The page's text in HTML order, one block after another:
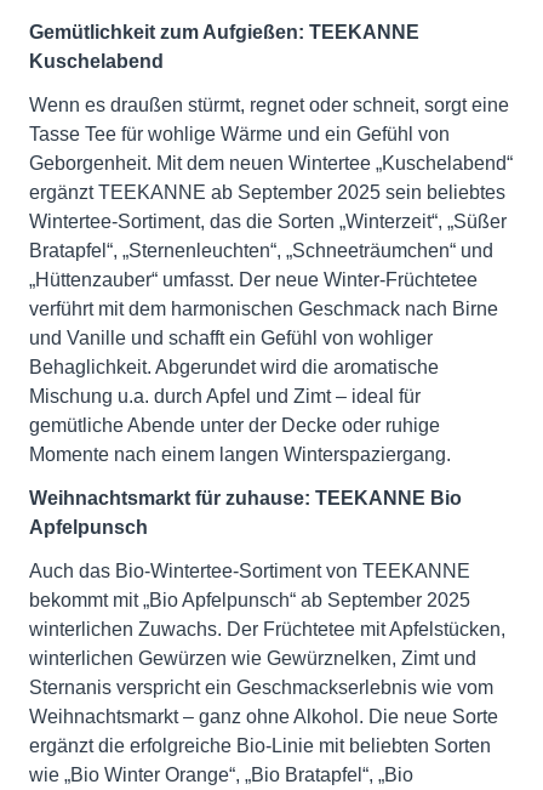
Gemütlichkeit zum Aufgießen: TEEKANNE
Kuschelabend
Wenn es draußen stürmt, regnet oder schneit, sorgt eine
Tasse Tee für wohlige Wärme und ein Gefühl von
Geborgenheit. Mit dem neuen Wintertee „Kuschelabend“
ergänzt TEEKANNE ab September 2025 sein beliebtes
Wintertee-Sortiment, das die Sorten „Winterzeit“, „Süßer
Bratapfel“, „Sternenleuchten“, „Schneeträumchen“ und
„Hüttenzauber“ umfasst. Der neue Winter-Früchtetee
verführt mit dem harmonischen Geschmack nach Birne
und Vanille und schafft ein Gefühl von wohliger
Behaglichkeit. Abgerundet wird die aromatische
Mischung u.a. durch Apfel und Zimt – ideal für
gemütliche Abende unter der Decke oder ruhige
Momente nach einem langen Winterspaziergang.
Weihnachtsmarkt für zuhause: TEEKANNE Bio
Apfelpunsch
Auch das Bio-Wintertee-Sortiment von TEEKANNE
bekommt mit „Bio Apfelpunsch“ ab September 2025
winterlichen Zuwachs. Der Früchtetee mit Apfelstücken,
winterlichen Gewürzen wie Gewürznelken, Zimt und
Sternanis verspricht ein Geschmackserlebnis wie vom
Weihnachtsmarkt – ganz ohne Alkohol. Die neue Sorte
ergänzt die erfolgreiche Bio-Linie mit beliebten Sorten
wie „Bio Winter Orange“, „Bio Bratapfel“, „Bio